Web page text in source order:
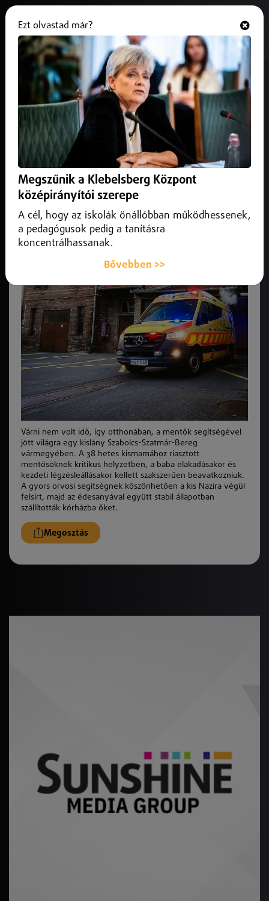
Várni nem volt idő, mentők
segítségével jött világra Nazira
2026. január 28.Helyi
Várni nem volt idő, így otthonában, a mentők segítségével
vármegyében.
Várni nem volt idő, így otthonában, a mentők segítségével
jött világra egy kislány Szabolcs-Szatmár-Bereg
vármegyében. A 38 hetes kismamához riasztott
mentősöknek kritikus helyzetben, a baba elakadásakor és
kezdeti légzésleállásakor kellett szakszerűen beavatkozniuk.
A gyors orvosi segítségnek köszönhetően a kis Nazira végül
felsírt, majd az édesanyával együtt stabil állapotban
szállították kórházba őket.
Megosztás
Ezt olvastad már?
Megszűnik a Klebelsberg Központ
középirányítói szerepe
A cél, hogy az iskolák önállóbban működhessenek,
a pedagógusok pedig a tanításra
koncentrálhassanak.
Bővebben >>